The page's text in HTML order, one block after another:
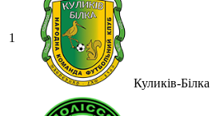
1
Куликів-Білка